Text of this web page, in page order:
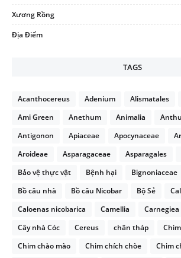
Xương Rồng
Địa Điểm
TAGS
Acanthocereus Adenium Alismatales
Ami Green
Anethum Animalia
Antigonon
Apiaceae Apocynaceae
Aroideae
Asparagaceae Asparagales
Bảo vệ thực vật
Bệnh hại Bignoniaceae
Bồ câu nhà
Bồ câu Nicobar Bộ Sẻ
Caloenas nicobarica
Camellia Carnegiea
Cây nhà Cóc
Cereus chân tháp Chim
Chim chào mào
Chim chích chòe
Chim